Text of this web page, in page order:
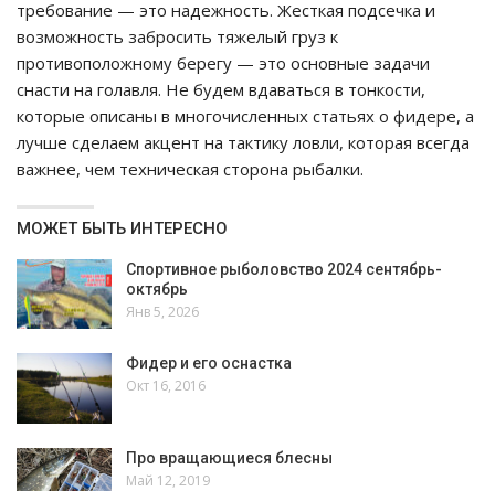
требование — это надежность. Жесткая подсечка и
возможность забросить тяжелый груз к
противоположному берегу — это основные задачи
снасти на голавля. Не будем вдаваться в тонкости,
которые описаны в многочисленных статьях о фидере, а
лучше сделаем акцент на тактику ловли, которая всегда
важнее, чем техническая сторона рыбалки.
МОЖЕТ БЫТЬ ИНТЕРЕСНО
Спортивное рыболовство 2024 сентябрь-
октябрь
Янв 5, 2026
Фидер и его оснастка
Окт 16, 2016
Про вращающиеся блесны
Май 12, 2019